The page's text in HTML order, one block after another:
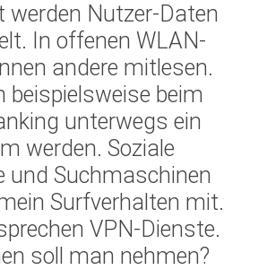
werden Nutzer-Daten
In offenen WLAN-
andere mitlesen.
beispielsweise beim
unterwegs ein
werden. Soziale
und Suchmaschinen
Surfverhalten mit.
VPN-Dienste.
soll man nehmen?